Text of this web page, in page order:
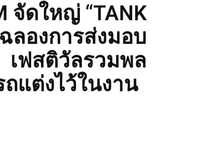
จัดใหญ่ “TANK
ฉลองการส่งมอบ
เฟสติวัลรวมพล
แต่งไว้ในงาน